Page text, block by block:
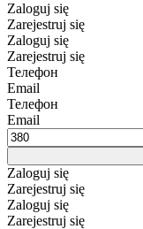
Zaloguj się
Zarejestruj się
Zaloguj się
Zarejestruj się
Телефон
Email
Телефон
Email
Zaloguj się
Zarejestruj się
Zaloguj się
Zarejestruj się